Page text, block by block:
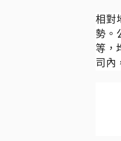
相對
勢。
等，
司內